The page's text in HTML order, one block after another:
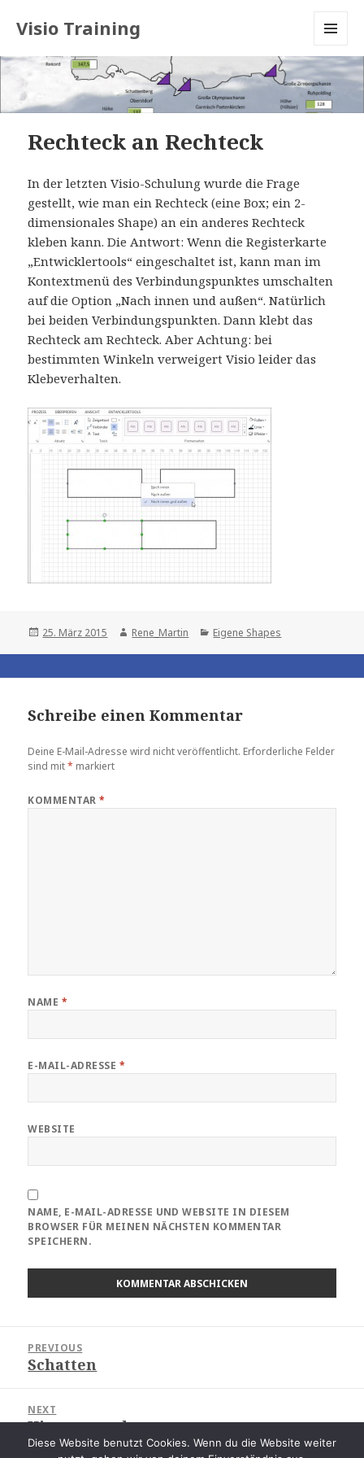
Visio Training
AND
WIDGETS
Rechteck an Rechteck
In der letzten Visio-Schulung wurde die Frage
gestellt, wie man ein Rechteck (eine Box; ein 2-
dimensionales Shape) an ein anderes Rechteck
kleben kann. Die Antwort: Wenn die Registerkarte
„Entwicklertools“ eingeschaltet ist, kann man im
Kontextmenü des Verbindungspunktes umschalten
auf die Option „Nach innen und außen“. Natürlich
bei beiden Verbindungspunkten. Dann klebt das
Rechteck am Rechteck. Aber Achtung: bei
bestimmten Winkeln verweigert Visio leider das
Klebeverhalten.
Posted
25. März 2015 Author
Rene_Martin Categories
Eigene Shapes
Schreibe einen Kommentar
Deine E-Mail-Adresse wird nicht veröffentlicht. Erforderliche Felder
sind mit* markiert
KOMMENTAR*
NAME *
E-MAIL-ADRESSE *
WEBSITE
NAME, E-MAIL-ADRESSE UND WEBSITE IN DIESEM
BROWSER FÜR MEINEN NÄCHSTEN KOMMENTAR
SPEICHERN.
PREVIOUS
Previous
Schatten
NEXT
Next
post:
Hintergrund
Diese Website benutzt Cookies. Wenn du die Website weiter